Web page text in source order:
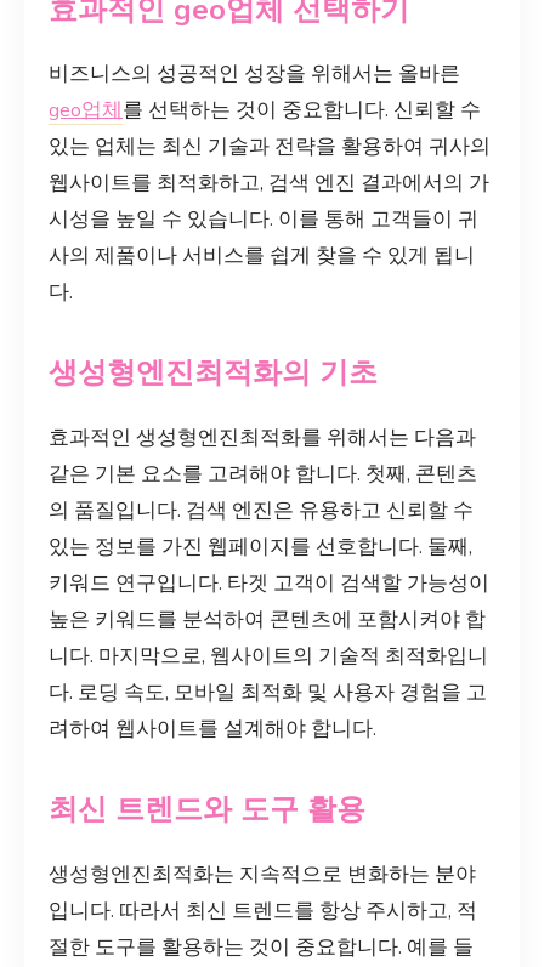
효과적인 geo업체 선택하기
비즈니스의 성공적인 성장을 위해서는 올바른
geo업체를 선택하는 것이 중요합니다. 신뢰할 수
있는 업체는 최신 기술과 전략을 활용하여 귀사의
웹사이트를 최적화하고, 검색 엔진 결과에서의 가
시성을 높일 수 있습니다. 이를 통해 고객들이 귀
사의 제품이나 서비스를 쉽게 찾을 수 있게 됩니
다.
생성형엔진최적화의 기초
효과적인 생성형엔진최적화를 위해서는 다음과
같은 기본 요소를 고려해야 합니다. 첫째, 콘텐츠
의 품질입니다. 검색 엔진은 유용하고 신뢰할 수
있는 정보를 가진 웹페이지를 선호합니다. 둘째,
키워드 연구입니다. 타겟 고객이 검색할 가능성이
높은 키워드를 분석하여 콘텐츠에 포함시켜야 합
니다. 마지막으로, 웹사이트의 기술적 최적화입니
다. 로딩 속도, 모바일 최적화 및 사용자 경험을 고
려하여 웹사이트를 설계해야 합니다.
최신 트렌드와 도구 활용
생성형엔진최적화는 지속적으로 변화하는 분야
입니다. 따라서 최신 트렌드를 항상 주시하고, 적
절한 도구를 활용하는 것이 중요합니다. 예를 들